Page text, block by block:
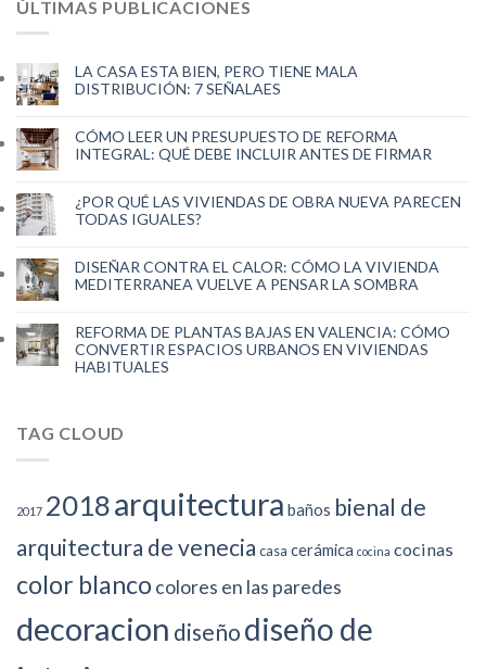
ÚLTIMAS PUBLICACIONES
LA CASA ESTA BIEN, PERO TIENE MALA
DISTRIBUCIÓN: 7 SEÑALAES
CÓMO LEER UN PRESUPUESTO DE REFORMA
INTEGRAL: QUÉ DEBE INCLUIR ANTES DE FIRMAR
¿POR QUÉ LAS VIVIENDAS DE OBRA NUEVA PARECEN
TODAS IGUALES?
DISEÑAR CONTRA EL CALOR: CÓMO LA VIVIENDA
MEDITERRANEA VUELVE A PENSAR LA SOMBRA
REFORMA DE PLANTAS BAJAS EN VALENCIA: CÓMO
CONVERTIR ESPACIOS URBANOS EN VIVIENDAS
HABITUALES
TAG CLOUD
2017 2018arquitectura baños bienal de
arquitectura de venecia casa cerámica cocina cocinas
color blanco colores en las paredes
decoracion diseño diseño de